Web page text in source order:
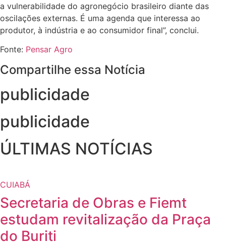
a vulnerabilidade do agronegócio brasileiro diante das
oscilações externas. É uma agenda que interessa ao
produtor, à indústria e ao consumidor final”, conclui.
Fonte: Pensar Agro
Compartilhe essa Notícia
publicidade
publicidade
ÚLTIMAS NOTÍCIAS
CUIABÁ
Secretaria de Obras e Fiemt
estudam revitalização da Praça
do Buriti